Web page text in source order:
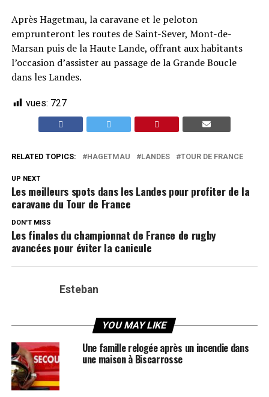
Après Hagetmau, la caravane et le peloton
emprunteront les routes de Saint-Sever, Mont-de-
Marsan puis de la Haute Lande, offrant aux habitants
l’occasion d’assister au passage de la Grande Boucle
dans les Landes.
vues: 727
RELATED TOPICS: HAGETMAU LANDES TOUR DE FRANCE
UP NEXT
Les meilleurs spots dans les Landes pour profiter de la
caravane du Tour de France
DON'T MISS
Les finales du championnat de France de rugby
avancées pour éviter la canicule
Esteban
YOU MAY LIKE
Une famille relogée après un incendie dans
une maison à Biscarrosse